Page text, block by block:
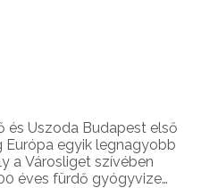
és Uszoda Budapest első
egyik legnagyobb
a Városliget szívében
éves fürdő gyógyvize